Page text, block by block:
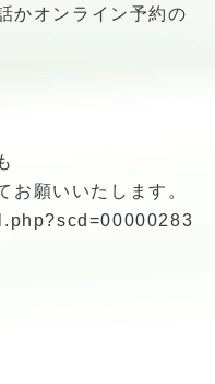
かオンライン予約の
お願いいたします。